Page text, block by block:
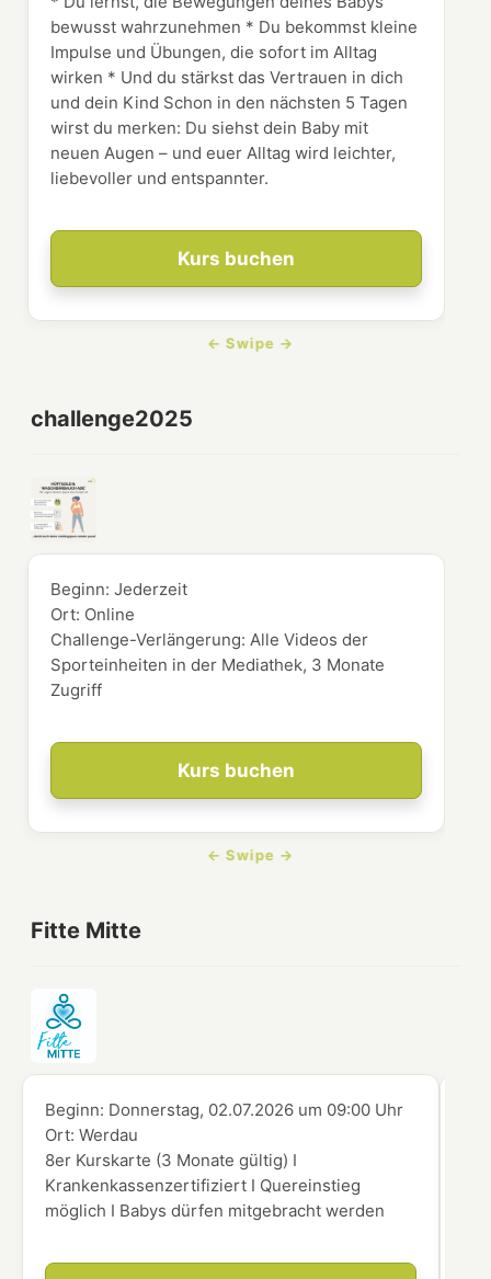
Kurs buchen
bewusst wahrzunehmen * Du bekommst kleine
Impulse und Übungen, die sofort im Alltag
wirken * Und du stärkst das Vertrauen in dich
und dein Kind Schon in den nächsten 5 Tagen
wirst du merken: Du siehst dein Baby mit
neuen Augen – und euer Alltag wird leichter,
liebevoller und entspannter.
challenge2025
Kurs buchen
Beginn:Jederzeit
Ort: Online
Challenge-Verlängerung: Alle Videos der
Sporteinheiten in der Mediathek, 3 Monate
Zugriff
Fitte Mitte
Beginn: Donnerstag, 02.07.2026 um 09:00 Uhr
Ort:Werdau
8er Kurskarte (3 Monate gültig) I
Krankenkassenzertifiziert I Quereinstieg
möglich I Babys dürfen mitgebracht werden